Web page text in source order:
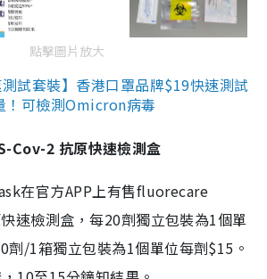
點擊圖片放大
試套裝】香港口罩品牌$19快速測試
！可檢測Omicron病毒
2 抗原快速檢測盒
在官方APP上有售fluorecare
速檢測盒，每20劑獨立包裝為1個單
劑/1箱獨立包裝為1個單位每劑$15。